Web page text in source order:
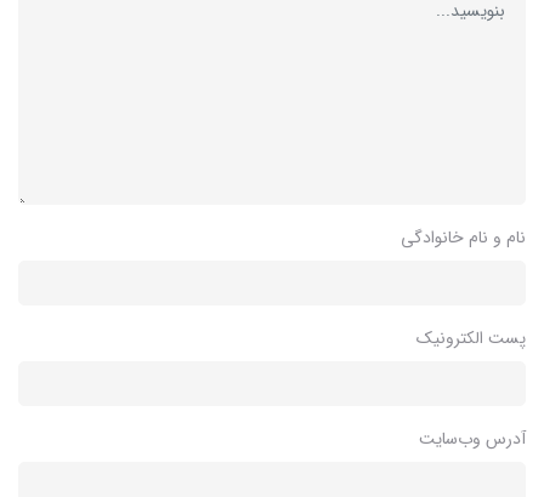
نام و نام خانوادگی
پست الکترونیک
آدرس وب‌سایت